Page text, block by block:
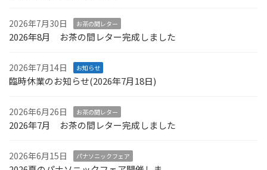
2026年7月30日 お茶の間レター
2026年8月 お茶の間レター完成しました
2026年7月14日 お知らせ
臨時休業のお知らせ(2026年7月18日)
2026年6月26日 お茶の間レター
2026年7月 お茶の間レター完成しました
2026年6月15日 パナソニックフェア